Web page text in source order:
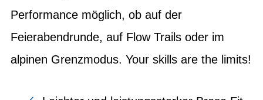
Performance möglich, ob auf der
Feierabendrunde, auf Flow Trails oder im
alpinen Grenzmodus. Your skills are the limits!